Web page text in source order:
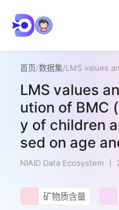
首页/数据集/
LMS values
ution of BMC
y of children
sed on age
NIAID Data Ecosystem
矿物质含量